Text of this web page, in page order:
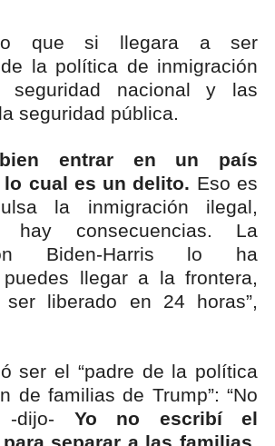
que si llegara a ser
la política de inmigración
seguridad nacional y las
seguridad pública.
entrar en un país
lo cual es un delito. Eso es
la inmigración ilegal,
hay consecuencias. La
Biden-Harris lo ha
puedes llegar a la frontera,
ser liberado en 24 horas”,
ser el “padre de la política
de familias de Trump”: “No
-dijo- Yo no escribí el